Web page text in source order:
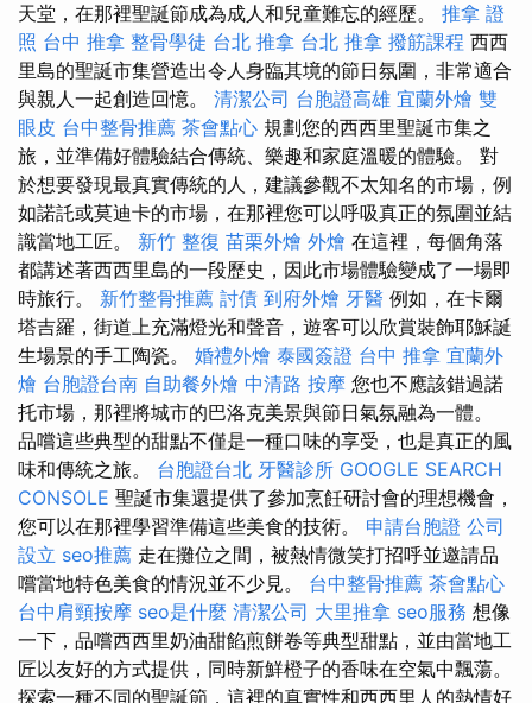
天堂，在那裡聖誕節成為成人和兒童難忘的經歷。 推拿 證
照 台中 推拿 整骨學徒 台北 推拿 台北 推拿 撥筋課程 西西
里島的聖誕市集營造出令人身臨其境的節日氛圍，非常適合
與親人一起創造回憶。 清潔公司 台胞證高雄 宜蘭外燴 雙
眼皮 台中整骨推薦 茶會點心 規劃您的西西里聖誕市集之
旅，並準備好體驗結合傳統、樂趣和家庭溫暖的體驗。 對
於想要發現最真實傳統的人，建議參觀不太知名的市場，例
如諾託或莫迪卡的市場，在那裡您可以呼吸真正的氛圍並結
識當地工匠。 新竹 整復 苗栗外燴 外燴 在這裡，每個角落
都講述著西西里島的一段歷史，因此市場體驗變成了一場即
時旅行。 新竹整骨推薦 討債 到府外燴 牙醫 例如，在卡爾
塔吉羅，街道上充滿燈光和聲音，遊客可以欣賞裝飾耶穌誕
生場景的手工陶瓷。 婚禮外燴 泰國簽證 台中 推拿 宜蘭外
燴 台胞證台南 自助餐外燴 中清路 按摩 您也不應該錯過諾
托市場，那裡將城市的巴洛克美景與節日氣氛融為一體。
品嚐這些典型的甜點不僅是一種口味的享受，也是真正的風
味和傳統之旅。 台胞證台北 牙醫診所 GOOGLE SEARCH
CONSOLE 聖誕市集還提供了參加烹飪研討會的理想機會，
您可以在那裡學習準備這些美食的技術。 申請台胞證 公司
設立 seo推薦 走在攤位之間，被熱情微笑打招呼並邀請品
嚐當地特色美食的情況並不少見。 台中整骨推薦 茶會點心
台中肩頸按摩 seo是什麼 清潔公司 大里推拿 seo服務 想像
一下，品嚐西西里奶油甜餡煎餅卷等典型甜點，並由當地工
匠以友好的方式提供，同時新鮮橙子的香味在空氣中飄蕩。
探索一種不同的聖誕節，這裡的真實性和西西里人的熱情好